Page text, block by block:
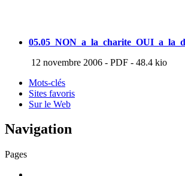
12 novembre 2006 - PDF - 48.4 kio
Mots-clés
Sites favoris
Sur le Web
Navigation
Pages